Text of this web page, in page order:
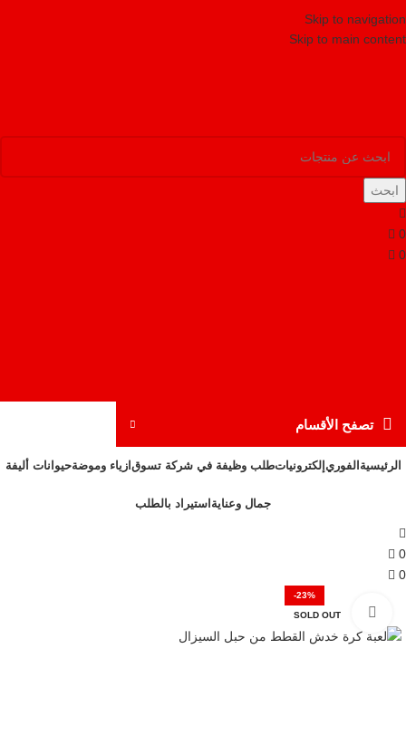
Skip to navigation
Skip to main content
ابحث
0
0
تصفح الأقسام
الرئيسية الفوري إلكترونياتطلب وظيفة في شركة تسوق ازياء وموضةحيوانات أليفة
جمال وعناية استيراد بالطلب
0
0
-23%
SOLD OUT
Click to enlarge